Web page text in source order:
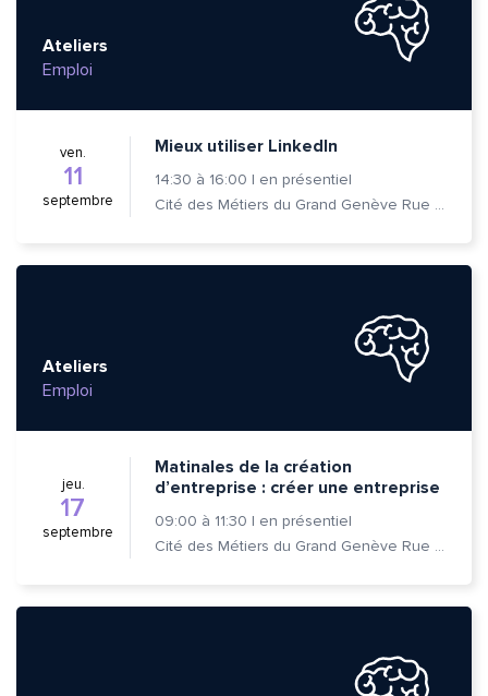
Ateliers
Emploi
ven.
11
septembre
Mieux utiliser LinkedIn
14:30 à 16:00 | en présentiel
Cité des Métiers du Grand Genève Rue Prévost-Martin 6 1205 Genève
Ateliers
Emploi
jeu.
17
septembre
Matinales de la création
d’entreprise : créer une entreprise
09:00 à 11:30 | en présentiel
Cité des Métiers du Grand Genève Rue Prévost-Martin 6 1205 Genève